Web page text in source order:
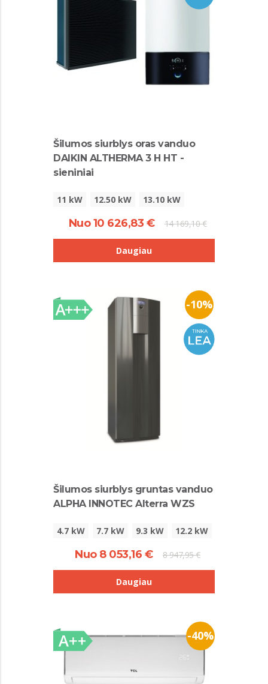
Šilumos siurblys oras vanduo
DAIKIN ALTHERMA 3 H HT -
sieniniai
11 kW 12.50 kW 13.10 kW
Nuo 10 626,83 € 14 169,10 €
Daugiau
-10%
Šilumos siurblys gruntas vanduo
ALPHA INNOTEC Alterra WZS
4.7 kW 7.7 kW 9.3 kW 12.2 kW
Nuo 8 053,16 € 8 947,95 €
Daugiau
-40%